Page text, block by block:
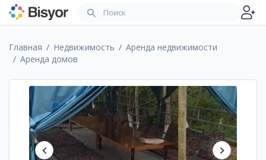
Главная Недвижимость
Аренда недвижимости
Аренда домов